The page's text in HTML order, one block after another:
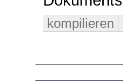
kompilieren